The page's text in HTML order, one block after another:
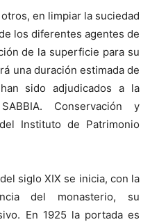
en limpiar la suciedad
los diferentes agentes de
de la superficie para su
una duración estimada de
sido adjudicados a la
Conservación y
Instituto de Patrimonio
siglo XIX se inicia, con la
del monasterio, su
En 1925 la portada es